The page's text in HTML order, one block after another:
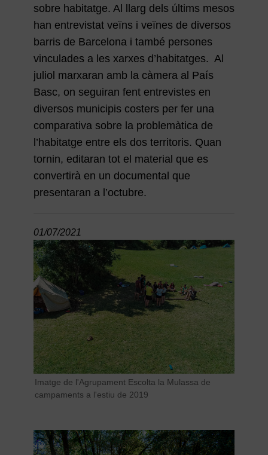
sobre habitatge. Al llarg dels últims mesos
han entrevistat veïns i veïnes de diversos
barris de Barcelona i també persones
vinculades a les xarxes d’habitatges. Al
juliol marxaran amb la càmera al País
Basc, on seguiran fent entrevistes en
diversos municipis costers per fer una
comparativa sobre la problemàtica de
l’habitatge entre els dos territoris. Quan
tornin, editaran tot el material que es
convertirà en un documental que
presentaran a l’octubre.
01/07/2021
Imatge de l'Agrupament Escolta la Mulassa de
campaments a l'estiu de 2019